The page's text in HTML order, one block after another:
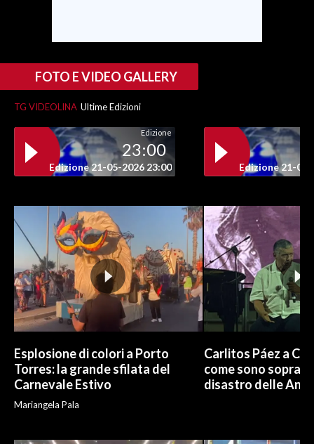
FOTO E VIDEO GALLERY
TG VIDEOLINA Ultime Edizioni
Edizione
23:00
Edizione 21-05-2026 23:00 Edizione 21-05-
Esplosione di colori a Porto
Torres: la grande sfilata del
Carnevale Estivo
Mariangela Pala
Carlitos Páez a
come sono
disastro delle